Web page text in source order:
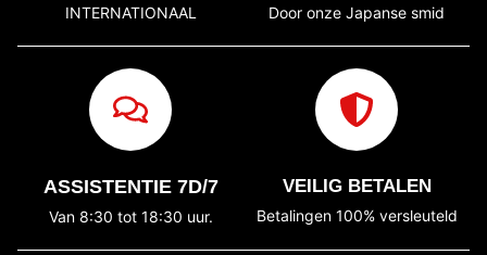
INTERNATIONAAL Door onze Japanse smid
ASSISTENTIE 7D/7
Van 8:30 tot 18:30 uur.
VEILIG BETALEN
Betalingen 100% versleuteld